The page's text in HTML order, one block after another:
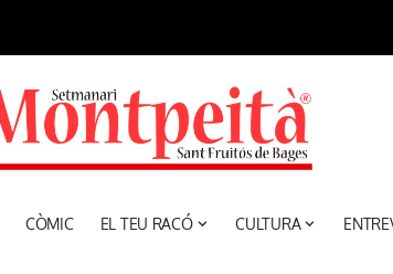
CÒMIC EL TEU RACÓ CULTURA